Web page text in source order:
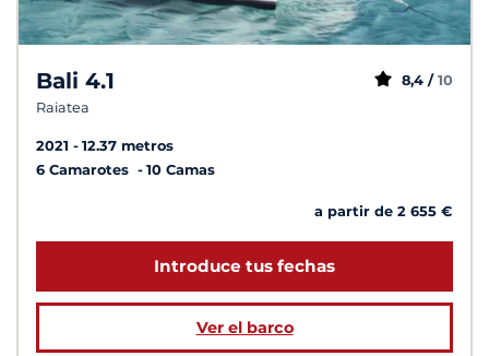
Bali 4.1
Raiatea
8,4 / 10
2021
12.37 metros
6 Camarotes
10 Camas
a partir de 2 655 €
Introduce tus fechas
Ver el barco